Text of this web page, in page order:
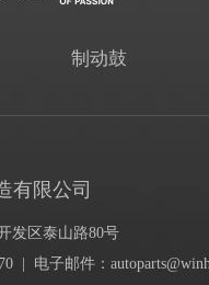
制动鼓
有限公司
发区泰山路80号
| 电子邮件：